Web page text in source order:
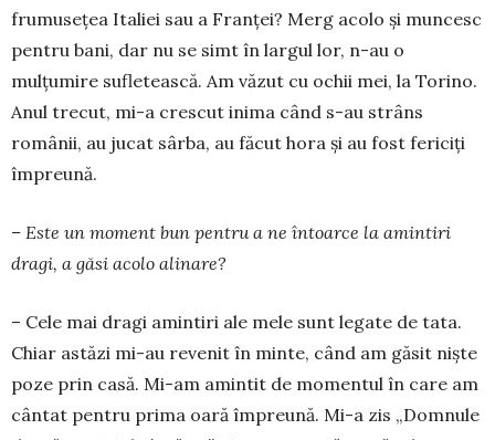
frumusețea Italiei sau a Franței? Merg acolo și muncesc
pentru bani, dar nu se simt în largul lor, n-au o
mulțumire sufletească. Am vă­zut cu ochii mei, la Torino.
Anul trecut, mi-a cres­cut inima când s-au strâns
românii, au jucat sârba, au făcut hora și au fost fericiți
împreună.
– Este un moment bun pentru a ne întoarce la amintiri
dragi, a găsi acolo alinare?
– Cele mai dragi amintiri ale mele sunt legate de tata.
Chiar astăzi mi-au revenit în minte, când am găsit niște
poze prin casă. Mi-am amintit de mo­mentul în care am
cântat pentru prima oară îm­preună. Mi-a zis „Domnule